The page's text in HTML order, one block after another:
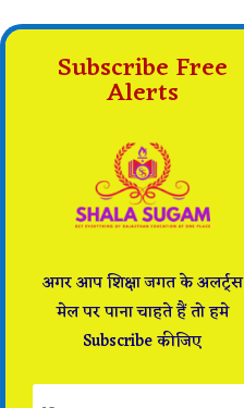
Subscribe Free
Alerts
अगर आप शिक्षा जगत के अलर्ट्स
मेल पर पाना चाहते हैं तो हमे
Subscribe कीजिए